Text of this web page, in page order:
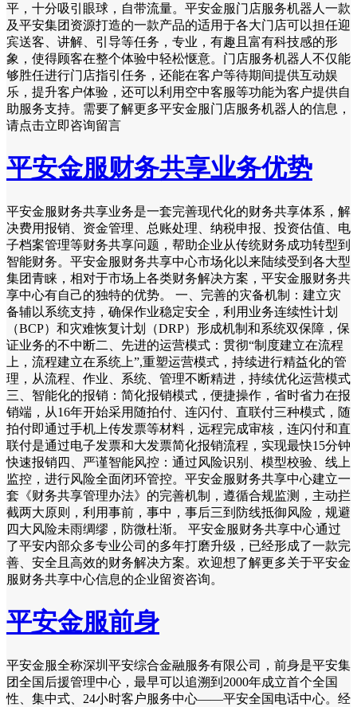
平，十分吸引眼球，自带流量。平安金服门店服务机器人一款
及平安集团资源打造的一款产品的适用于各大门店可以担任迎
宾送客、讲解、引导等任务，专业，有趣且富有科技感的形
象，使得顾客在整个体验中轻松惬意。门店服务机器人不仅能
够胜任进行门店指引任务，还能在客户等待期间提供互动娱
乐，提升客户体验，还可以利用空中客服等功能为客户提供自
助服务支持。需要了解更多平安金服门店服务机器人的信息，
请点击立即咨询留言
平安金服财务共享业务优势
平安金服财务共享业务是一套完善现代化的财务共享体系，解
决费用报销、资金管理、总账处理、纳税申报、投资估值、电
子档案管理等财务共享问题，帮助企业从传统财务成功转型到
智能财务。平安金服财务共享中心市场化以来陆续受到各大型
集团青睐，相对于市场上各类财务解决方案，平安金服财务共
享中心有自己的独特的优势。 一、完善的灾备机制：建立灾
备辅以系统支持，确保作业稳定安全，利用业务连续性计划
（BCP）和灾难恢复计划（DRP）形成机制和系统双保障，保
证业务的不中断二、先进的运营模式：贯彻“制度建立在流程
上，流程建立在系统上”,重塑运营模式，持续进行精益化的管
理，从流程、作业、系统、管理不断精进，持续优化运营模式
三、智能化的报销：简化报销模式，便捷操作，省时省力在报
销端，从16年开始采用随拍付、连闪付、直联付三种模式，随
拍付即通过手机上传发票等材料，远程完成审核，连闪付和直
联付是通过电子发票和大发票简化报销流程，实现最快15分钟
快速报销四、严谨智能风控：通过风险识别、模型校验、线上
监控，进行风险全面闭环管控。平安金服财务共享中心建立一
套《财务共享管理办法》的完善机制，遵循合规监测，主动拦
截两大原则，利用事前，事中，事后三到防线抵御风险，规避
四大风险未雨绸缪，防微杜渐。 平安金服财务共享中心通过
了平安内部众多专业公司的多年打磨升级，已经形成了一款完
善、安全且高效的财务解决方案。欢迎想了解更多关于平安金
服财务共享中心信息的企业留资咨询。
平安金服前身
平安金服全称深圳平安综合金融服务有限公司，前身是平安集
团全国后援管理中心，最早可以追溯到2000年成立首个全国
性、集中式、24小时客户服务中心——平安全国电话中心。经